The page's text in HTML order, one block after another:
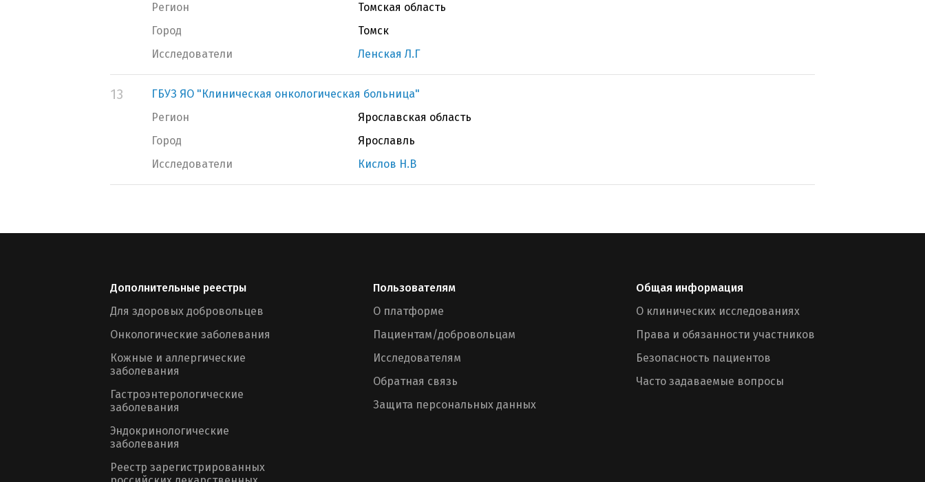
Регион
Томская область
Город
Томск
Исследователи
Ленская Л.Г
13
ГБУЗ ЯО "Клиническая онкологическая больница"
Регион
Ярославская область
Город
Ярославль
Исследователи
Кислов Н.В
Дополнительные реестры
Для здоровых добровольцев
Онкологические заболевания
Кожные и аллергические
заболевания
Гастроэнтерологические
заболевания
Эндокринологические
заболевания
Реестр зарегистрированных
Пользователям
О платформе
Пациентам/добровольцам
Исследователям
Обратная связь
Защита персональных данных
Общая информация
О клинических исследованиях
Права и обязанности участников
Безопасность пациентов
Часто задаваемые вопросы